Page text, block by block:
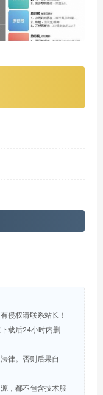
侵权请联系站长！
载后24小时内删
律。否则后果自
，都不包含技术服